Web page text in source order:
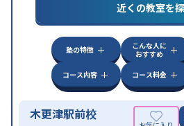
特徴
中高一貫校生に対応授業
学習にPC・タブレッ
科目から受講可能自習室
近くの教室を
塾の特徴
こんな人に
おすすめ
コース内容
コース料金
木更津駅前校